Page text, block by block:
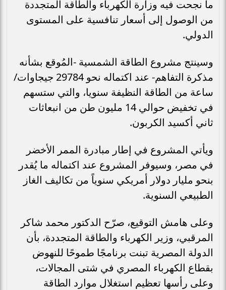
ما نجحت فيه وزارة الكهرباء والطاقة المتجددة
من الوصول إلى أسعار تنافسية على المستوى
الدولي.
وسينتج مشروع الطاقة الشمسية -المُوقع بشأنه
مذكرة التفاهم- عند اكتماله نحو 29784 جيجاوات/
ساعة من الطاقة النظيفة سنويا، والتي ستسهم
في تخفيض حوالي 14 مليون طن من انبعاثات
ثاني أكسيد الكربون.
ويأتي المشروع في إطار مبادرة الممر الأخضر
في مصر، وسيوفر المشروع عند اكتماله ما يُقدر
بنحو مليار دولار أمريكي سنوياً من تكاليف الغاز
الطبيعي السنوية.
وعلى هامش التوقيع، صرّح الدكتور محمد شاكر
المرقبي، وزير الكهرباء والطاقة المتجددة، بأن
الدولة المصرية تبنت برنامجًا طموحًا للنهوض
بقطاع الكهرباء المصري في شتى المجالات،
وعلى رأسها تعظيم استغلال موارد الطاقة